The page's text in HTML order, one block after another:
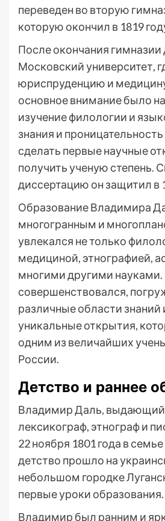
переведен во вторую
которую окончил в 1819
После окончания гимназии
Московский университет,
юриспруденцию и
основное внимание было
изучение филологии и
знания и
сделать первые научные
получить ученую степень.
диссертацию он защитил в
Образование Владимира
многогранным и
увлекался не только
медициной, этнографией,
многими другими
совершенствовался,
различные области знаний
уникальные открытия,
одним из величайших
России.
Детство и раннее
Владимир Даль,
лексикограф, этнограф и
22 ноября 1801 года в
детство прошло на
небольшом городке
первые уроки образования.
Владимир был ранним и